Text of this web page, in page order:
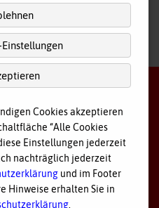
oben
- Kreisverband Ostallgäu
Cookies akzeptieren
“Alle Cookies
Einstellungen jederzeit
nachträglich jederzeit
und im Footer
Hinweise erhalten Sie in
.